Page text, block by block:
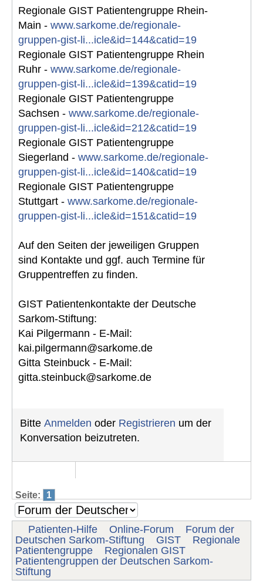
Regionale GIST Patientengruppe Rhein-
Main - www.sarkome.de/regionale-
gruppen-gist-li...icle&id=144&catid=19
Regionale GIST Patientengruppe Rhein
Ruhr - www.sarkome.de/regionale-
gruppen-gist-li...icle&id=139&catid=19
Regionale GIST Patientengruppe
Sachsen - www.sarkome.de/regionale-
gruppen-gist-li...icle&id=212&catid=19
Regionale GIST Patientengruppe
Siegerland - www.sarkome.de/regionale-
gruppen-gist-li...icle&id=140&catid=19
Regionale GIST Patientengruppe
Stuttgart - www.sarkome.de/regionale-
gruppen-gist-li...icle&id=151&catid=19
Auf den Seiten der jeweiligen Gruppen
sind Kontakte und ggf. auch Termine für
Gruppentreffen zu finden.
GIST Patientenkontakte der Deutsche
Sarkom-Stiftung:
Kai Pilgermann - E-Mail:
kai.pilgermann@sarkome.de
Gitta Steinbuck - E-Mail:
gitta.steinbuck@sarkome.de
Bitte Anmelden oder Registrieren um der
Konversation beizutreten.
Seite: 1
Patienten-Hilfe Online-Forum
Forum der
Deutschen Sarkom-Stiftung
GIST
Regionale
Patientengruppe
Regionalen GIST
Patientengruppen der Deutschen Sarkom-
Stiftung